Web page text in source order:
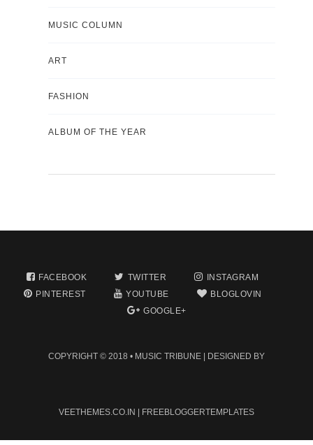
MUSIC COLUMN
ART
FASHION
ALBUM OF THE YEAR
FACEBOOK TWITTER
INSTAGRAM
PINTEREST
YOUTUBE
BLOGLOVIN
GOOGLE+
COPYRIGHT © 2018 • MUSIC TRIBUNE | DESIGNED BY
VEETHEMES.CO.IN FREEBLOGGERTEMPLATES